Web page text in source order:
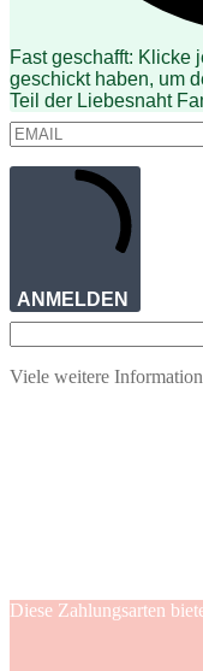
Fast geschafft: Klicke
geschickt haben, um
Teil der Liebesnaht
ANMELDEN
Viele weitere
Diese Zahlungsarten